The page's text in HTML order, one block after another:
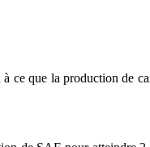
ce que la production